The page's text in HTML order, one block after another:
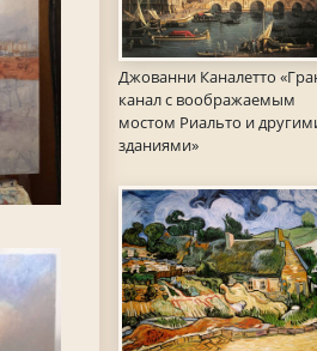
Джованни Каналетто
канал с воображаемым
мостом Риальто и
зданиями»